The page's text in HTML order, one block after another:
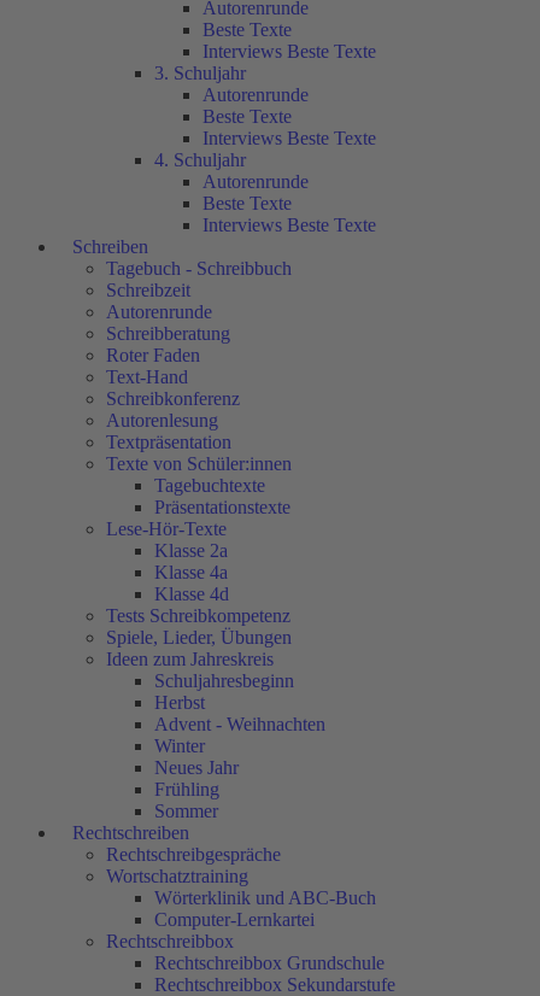
Autorenrunde
Beste Texte
Interviews Beste Texte
3. Schuljahr
Autorenrunde
Beste Texte
Interviews Beste Texte
4. Schuljahr
Autorenrunde
Beste Texte
Interviews Beste Texte
Schreiben
Tagebuch - Schreibbuch
Schreibzeit
Autorenrunde
Schreibberatung
Roter Faden
Text-Hand
Schreibkonferenz
Autorenlesung
Textpräsentation
Texte von Schüler:innen
Tagebuchtexte
Präsentationstexte
Lese-Hör-Texte
Klasse 2a
Klasse 4a
Klasse 4d
Tests Schreibkompetenz
Spiele, Lieder, Übungen
Ideen zum Jahreskreis
Schuljahresbeginn
Herbst
Advent - Weihnachten
Winter
Neues Jahr
Frühling
Sommer
Rechtschreiben
Rechtschreibgespräche
Wortschatztraining
Wörterklinik und ABC-Buch
Computer-Lernkartei
Rechtschreibbox
Rechtschreibbox Grundschule
Rechtschreibbox Sekundarstufe